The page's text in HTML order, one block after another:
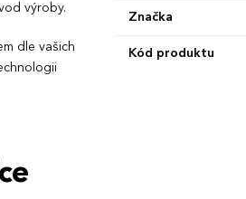
výroby.
dle vašich
Značka
Kód produktu